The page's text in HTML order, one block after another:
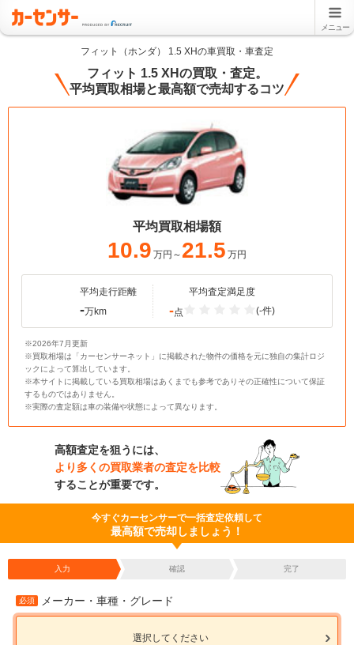
メニュー
フィット（ホンダ） 1.5 XHの車買取・車査定
フィット 1.5 XHの買取・査定。
平均買取相場と最高額で売却するコツ
平均買取相場額
10.9 万円～ 21.5 万円
平均走行距離
-万km
平均査定満足度
-点 (-件)
※2026年7月更新
※買取相場は「カーセンサーネット」に掲載された物件の価格を元に独自の集計ロジ
ックによって算出しています。
※本サイトに掲載している買取相場はあくまでも参考でありその正確性について保証
するものではありません。
※実際の査定額は車の装備や状態によって異なります。
高額査定を狙うには、
より多くの買取業者の査定を比較
することが重要です。
今すぐカーセンサーで一括査定依頼して
最高額で売却しましょう！
入力 確認 完了
必須 メーカー・車種・グレード
選択してください